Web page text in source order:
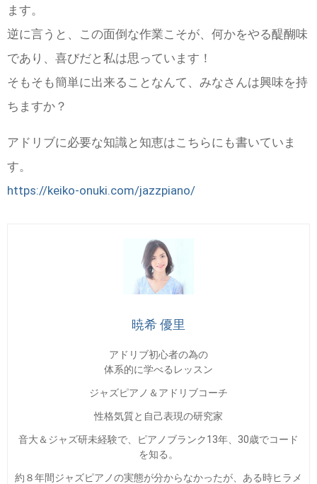
ます。
逆に言うと、この面倒な作業こそが、何かをやる醍醐味
であり、喜びだと私は思っています！
そもそも簡単に出来ることなんて、みなさんは興味を持
ちますか？
アドリブに必要な知識と知恵はこちらにも書いていま
す。
https://keiko-onuki.com/jazzpiano/
暁希 優里
アドリブ初心者の為の
体系的に学べるレッスン
ジャズピアノ＆アドリブコーチ
性格気質と自己表現の研究家
音大＆ジャズ研未経験で、ピアノブランク13年、30歳でコード
を知る。
約８年間ジャズピアノの実態が分からなかったが、ある時ヒラメ